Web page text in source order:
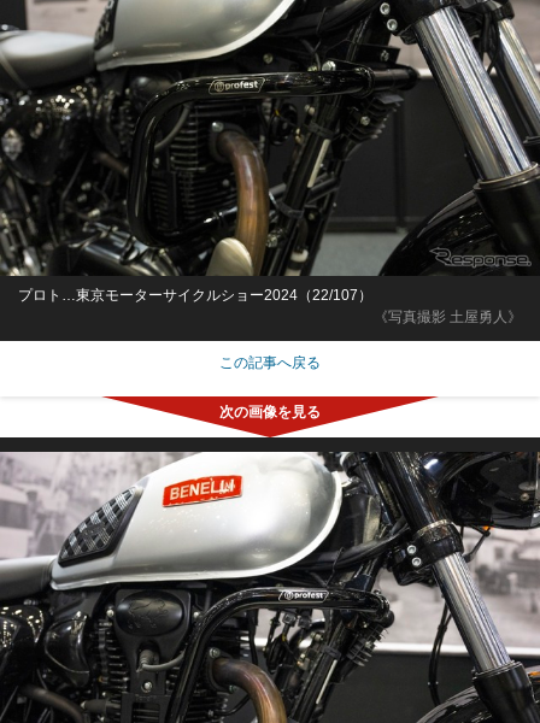
《写真撮影 土屋勇人》
プロト…東京モーターサイクルショー2024（22/107）
この記事へ戻る